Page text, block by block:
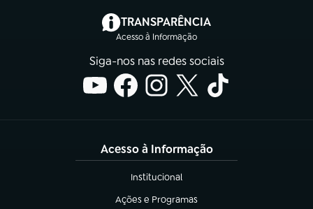
TRANSPARÊNCIA
Acesso à Informação
(abre em nova aba)
Siga-nos nas redes sociais
Acesso à Informação
Institucional
(abre em nova aba)
Ações e Programas
(abre em nova aba)